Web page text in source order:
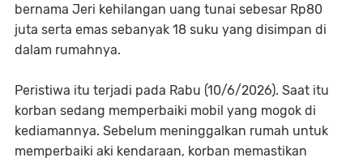
bernama Jeri kehilangan uang tunai sebesar Rp80
juta serta emas sebanyak 18 suku yang disimpan di
dalam rumahnya.
Peristiwa itu terjadi pada Rabu (10/6/2026). Saat itu
korban sedang memperbaiki mobil yang mogok di
kediamannya. Sebelum meninggalkan rumah untuk
memperbaiki aki kendaraan, korban memastikan